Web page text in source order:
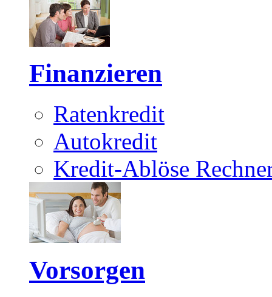
Finanzieren
Ratenkredit
Autokredit
Kredit-Ablöse
Vorsorgen